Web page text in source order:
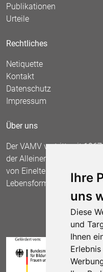
Ihre
uns
Diese
und
Ihnen
Publikationen
Urteile
Rechtliches
Netiquette
Kontakt
Datenschutz
Impressum
Über uns
Der VAMV vertritt seit
der Alleinerziehenden und
von Einelternfamilien als
Lebensform.